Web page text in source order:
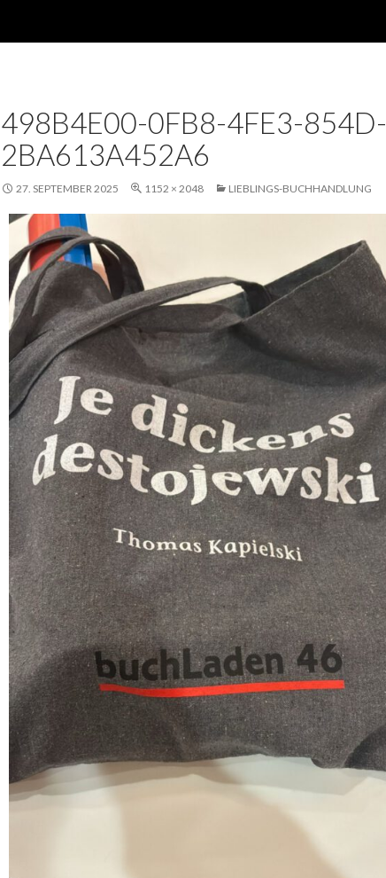
498B4E00-0FB8-4FE3-854D-
2BA613A452A6
27. SEPTEMBER 2025 1152 × 2048 LIEBLINGS-BUCHHANDLUNG